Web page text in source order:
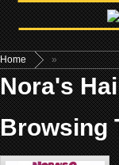
Home »
Nora's
Browsing